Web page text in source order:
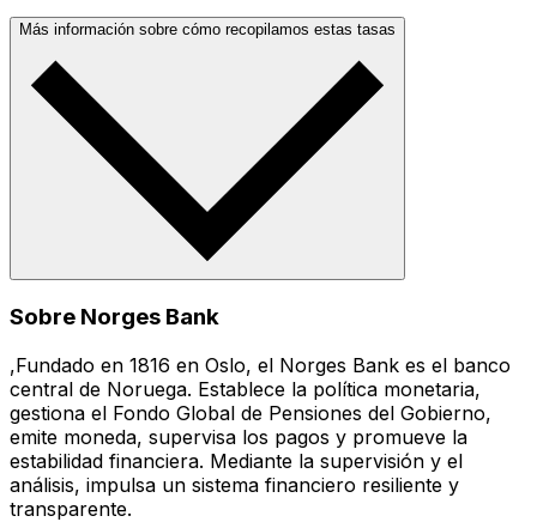
Más información sobre cómo recopilamos estas tasas
Sobre Norges Bank
,Fundado en 1816 en Oslo, el Norges Bank es el banco
central de Noruega. Establece la política monetaria,
gestiona el Fondo Global de Pensiones del Gobierno,
emite moneda, supervisa los pagos y promueve la
estabilidad financiera. Mediante la supervisión y el
análisis, impulsa un sistema financiero resiliente y
transparente.